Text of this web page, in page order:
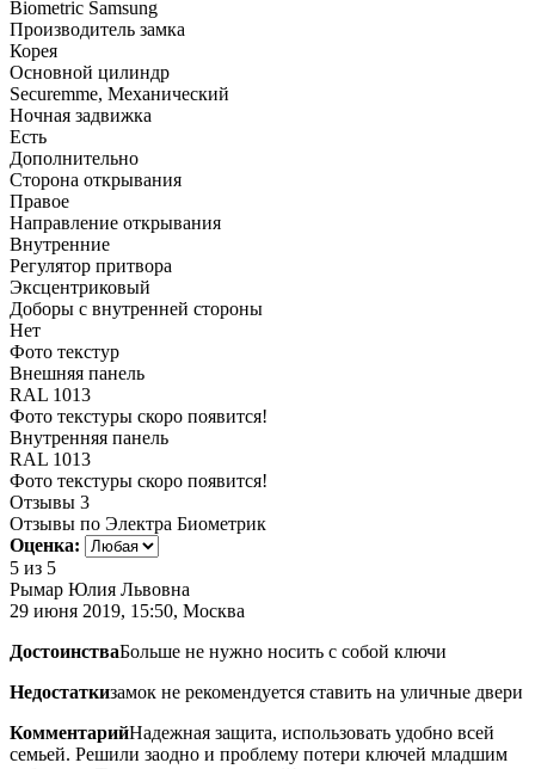
Biometric Samsung
Производитель замка
Корея
Основной цилиндр
Securemme, Механический
Ночная задвижка
Есть
Дополнительно
Сторона открывания
Правое
Направление открывания
Внутренние
Регулятор притвора
Эксцентриковый
Доборы с внутренней стороны
Нет
Фото текстур
Внешняя панель
RAL 1013
Фото текстуры скоро появится!
Внутренняя панель
RAL 1013
Фото текстуры скоро появится!
Отзывы 3
Отзывы по Электра Биометрик
Оценка:
5 из 5
Рымар Юлия Львовна
29 июня 2019, 15:50, Москва
ДостоинстваБольше не нужно носить с собой ключи
Недостаткизамок не рекомендуется ставить на уличные двери
КомментарийНадежная защита, использовать удобно всей
семьей. Решили заодно и проблему потери ключей младшим